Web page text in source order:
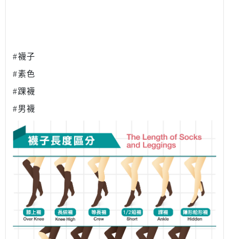
#襪子
#素色
#踝襪
#男襪